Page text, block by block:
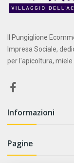
Il Pungiglione
Impresa Sociale,
per l'apicoltura, miele
Informazioni
Pagine